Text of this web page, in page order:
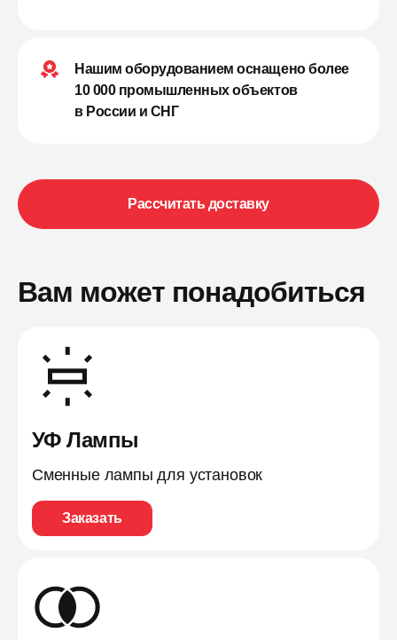
Нашим оборудованием оснащено более
10 000 промышленных объектов
в России и СНГ
Рассчитать доставку
Вам может понадобиться
УФ Лампы
Сменные лампы для установок
Заказать